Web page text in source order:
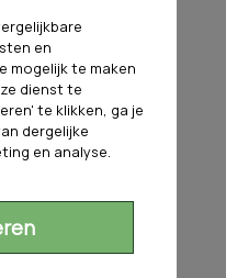
en
te maken
dienst te
te klikken, ga je
dergelijke
en analyse.